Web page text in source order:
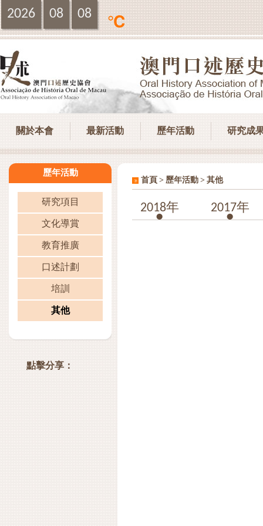
2026 08 08
℃
關於本會 最新活動 歷年活動 研究成
歷年活動
研究項目
文化導賞
教育推廣
口述計劃
培訓
其他
點擊分享：
首頁 > 歷年活動 > 其他
2018年 2017年